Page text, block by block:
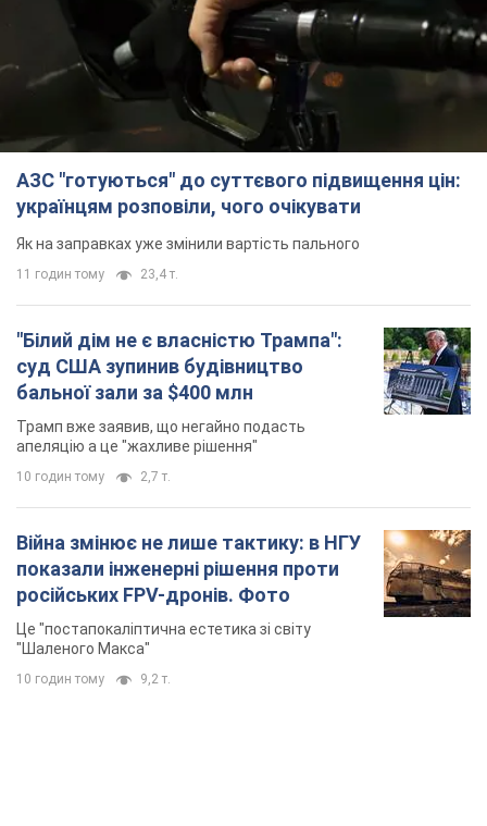
АЗС "готуються" до суттєвого підвищення цін:
українцям розповіли, чого очікувати
Як на заправках уже змінили вартість пального
11 годин тому 23,4 т.
"Білий дім не є власністю Трампа":
суд США зупинив будівництво
бальної зали за $400 млн
Трамп вже заявив, що негайно подасть
апеляцію а це "жахливе рішення"
10 годин тому 2,7 т.
Війна змінює не лише тактику: в НГУ
показали інженерні рішення проти
російських FPV-дронів. Фото
Це "постапокаліптична естетика зі світу
"Шаленого Макса"
10 годин тому 9,2 т.